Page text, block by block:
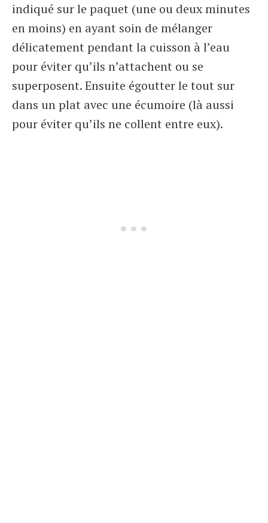
indiqué sur le paquet (une ou deux minutes
en moins) en ayant soin de mélanger
délicatement pendant la cuisson à l’eau
pour éviter qu’ils n’attachent ou se
superposent. Ensuite égoutter le tout sur
dans un plat avec une écumoire (là aussi
pour éviter qu’ils ne collent entre eux).